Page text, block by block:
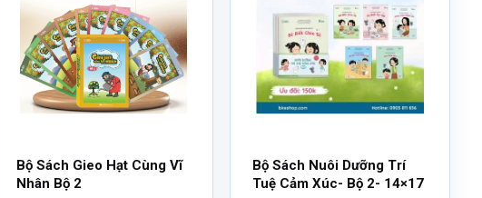
Bộ Sách Gieo Hạt Cùng Vĩ
Nhân Bộ 2
Bộ Sách Nuôi Dưỡng Trí
Tuệ Cảm Xúc- Bộ 2- 14×17